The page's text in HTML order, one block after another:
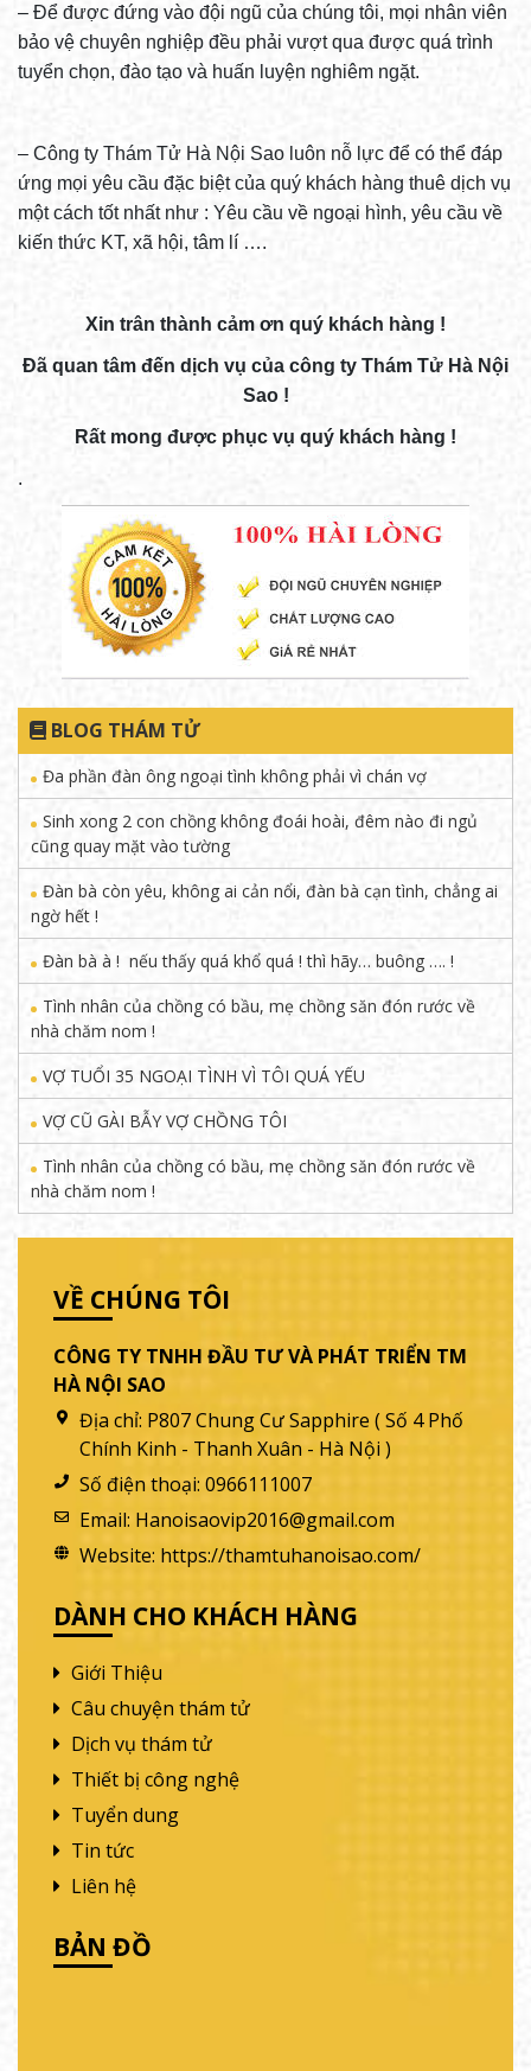
– Để được đứng vào đội ngũ của chúng tôi, mọi nhân viên
bảo vệ chuyên nghiệp đều phải vượt qua được quá trình
tuyển chọn, đào tạo và huấn luyện nghiêm ngặt.
– Công ty Thám Tử Hà Nội Sao luôn nỗ lực để có thể đáp
ứng mọi yêu cầu đặc biệt của quý khách hàng thuê dịch vụ
một cách tốt nhất như : Yêu cầu về ngoại hình, yêu cầu về
kiến thức KT, xã hội, tâm lí ….
Xin trân thành cảm ơn quý khách hàng !
Đã quan tâm đến dịch vụ của công ty Thám Tử Hà Nội
Sao !
Rất mong được phục vụ quý khách hàng !
.
BLOG THÁM TỬ
Đa phần đàn ông ngoại tình không phải vì chán vợ
Sinh xong 2 con chồng không đoái hoài, đêm nào đi ngủ
cũng quay mặt vào tường
Đàn bà còn yêu, không ai cản nổi, đàn bà cạn tình, chẳng ai
ngờ hết !
Đàn bà à ! nếu thấy quá khổ quá ! thì hãy… buông …. !
Tình nhân của chồng có bầu, mẹ chồng săn đón rước về
nhà chăm nom !
VỢ TUỔI 35 NGOẠI TÌNH VÌ TÔI QUÁ YẾU
VỢ CŨ GÀI BẪY VỢ CHỒNG TÔI
Tình nhân của chồng có bầu, mẹ chồng săn đón rước về
nhà chăm nom !
VỀ CHÚNG TÔI
CÔNG TY TNHH ĐẦU TƯ VÀ PHÁT TRIỂN TM
HÀ NỘI SAO
Địa chỉ: P807 Chung Cư Sapphire ( Số 4 Phố
Chính Kinh - Thanh Xuân - Hà Nội )
Số điện thoại: 0966111007
Email: Hanoisaovip2016@gmail.com
Website: https://thamtuhanoisao.com/
DÀNH CHO KHÁCH HÀNG
Giới Thiệu
Câu chuyện thám tử
Dịch vụ thám tử
Thiết bị công nghệ
Tuyển dung
Tin tức
Liên hệ
BẢN ĐỒ